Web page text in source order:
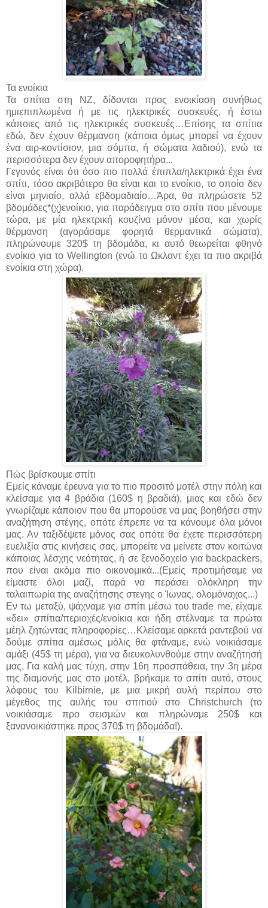
Τα ενοίκια
Τα σπίτια στη ΝΖ, δίδονται προς ενοικίαση συνήθως
ημιεπιπλωμένα ή με τις ηλεκτρικές συσκευές, ή έστω
κάποιες από τις ηλεκτρικές συσκευές…Επίσης τα σπίτια
εδώ, δεν έχουν θέρμανση (κάποια όμως μπορεί να έχουν
ένα αιρ-κοντίσιον, μια σόμπα, ή σώματα λαδιού), ενώ τα
περισσότερα δεν έχουν αποροφητήρα...
Γεγονός είναι ότι όσο πιο πολλά έπιπλα/ηλεκτρικά έχει ένα
σπίτι, τόσο ακριβότερο θα είναι και το ενοίκιο, το οποίο δεν
είναι μηνιαίο, αλλά εβδομαδιαίο…Άρα, θα πληρώσετε 52
βδομάδες*(χ)ενοίκιο, για παράδειγμα στο σπίτι που μένουμε
τώρα, με μία ηλεκτρική κουζίνα μόνον μέσα, και χωρίς
θέρμανση (αγοράσαμε φορητά θερμαντικά σώματα),
πληρώνουμε 320$ τη βδομάδα, κι αυτό θεωρείται φθηνό
ενοίκιο για το Wellington (ενώ το Ωκλαντ έχει τα πιο ακριβά
ενοίκια στη χώρα).
Πώς βρίσκουμε σπίτι
Εμείς κάναμε έρευνα για το πιο προσιτό μοτέλ στην πόλη και
κλείσαμε για 4 βράδια (160$ η βραδιά), μιας και εδώ δεν
γνωρίζαμε κάποιον που θα μπορούσε να μας βοηθήσει στην
αναζήτηση στέγης, οπότε έπρεπε να τα κάνουμε όλα μόνοι
μας. Αν ταξιδέψετε μόνος σας οπότε θα έχετε περισσότερη
ευελιξία στις κινήσεις σας, μπορείτε να μείνετε στον κοιτώνα
κάποιας λέσχης νεότητας, ή σε ξενοδοχείο για backpackers,
που είναι ακόμα πιο οικονομικά...(Εμείς προτιμήσαμε να
είμαστε όλοι μαζί, παρά να περάσει ολόκληρη την
ταλαιπωρία της αναζήτησης στεγης ο Ίωνας, ολομόναχος...)
Εν τω μεταξύ, ψάχναμε για σπίτι μέσω του trade me, είχαμε
«δει» σπίτια/περιοχές/ενοίκια και ήδη στέλναμε τα πρώτα
μέηλ ζητώντας πληροφορίες…Κλείσαμε αρκετά ραντεβού να
δούμε σπίτια αμέσως μόλις θα φτάναμε, ενώ νοικιάσαμε
αμάξι (45$ τη μέρα), για να διευκολυνθούμε στην αναζήτησή
μας. Για καλή μας τύχη, στην 16η προσπάθεια, την 3η μέρα
της διαμονής μας στο μοτέλ, βρήκαμε το σπίτι αυτό, στους
λόφους του Kilbirnie, με μια μικρή αυλή περίπου στο
μέγεθος της αυλής του σπιτιού στο Christchurch (το
νοικιάσαμε προ σεισμών και πληρώναμε 250$ και
ξανανοικιάστηκε προς 370$ τη βδομάδα!).